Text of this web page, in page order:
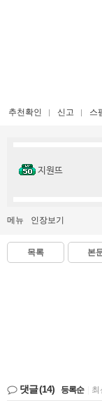
추천확인 신고 스
지원뜨
메뉴 인장보기
목록 본
댓글(14) 등록순 최